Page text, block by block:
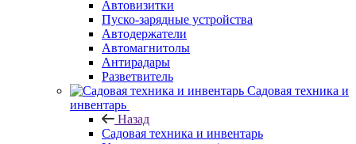
Автовизитки
Пуско-зарядные устройства
Автодержатели
Автомагнитолы
Антирадары
Разветвитель
Садовая техника и
инвентарь
Назад
Садовая техника и инвентарь